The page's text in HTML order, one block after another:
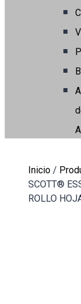
Inicio /
SCOTT®
ROLLO